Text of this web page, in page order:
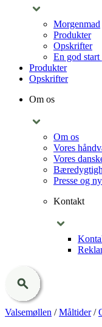
Morgenmad
Produkter
Opskrifter
En god start
Produkter
Opskrifter
Om os
Om os
Vores
Vores
Presse og
Kontakt
Valsemøllen /Måltider/